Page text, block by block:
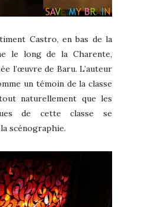
Castro, en bas de la
le long de la Charente,
l’œuvre de Baru. L’auteur
un témoin de la classe
naturellement que les
de cette classe se
scénographie.